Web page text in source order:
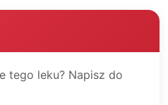
tego leku? Napisz do